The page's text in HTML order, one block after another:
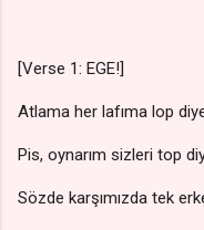
[Verse 1: EGE!]
Atlama her lafıma lop
Pis, oynarım sizleri top
Sözde karşımızda tek